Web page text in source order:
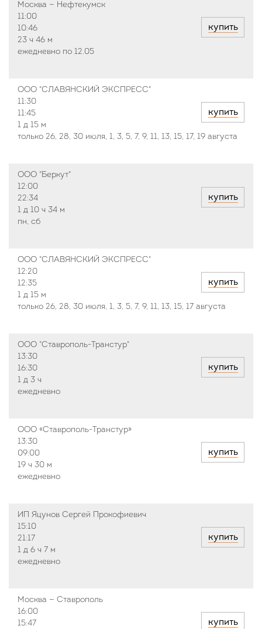
Москва — Нефтекумск
11:00
10:46
23 ч 46 м
ежедневно по 12.05
купить
ООО "СЛАВЯНСКИЙ ЭКСПРЕСС"
11:30
11:45
1 д 15 м
только 26, 28, 30 июля, 1, 3, 5, 7, 9, 11, 13, 15, 17, 19 августа
купить
ООО "Беркут"
12:00
22:34
1 д 10 ч 34 м
пн, сб
купить
ООО "СЛАВЯНСКИЙ ЭКСПРЕСС"
12:20
12:35
1 д 15 м
только 26, 28, 30 июля, 1, 3, 5, 7, 9, 11, 13, 15, 17 августа
купить
ООО "Ставрополь-Транстур"
13:30
16:30
1 д 3 ч
ежедневно
купить
ООО «Ставрополь-Транстур»
13:30
09:00
19 ч 30 м
ежедневно
купить
ИП Яцунов Сергей Прокофиевич
15:10
21:17
1 д 6 ч 7 м
ежедневно
купить
Москва — Ставрополь
16:00
15:47
купить